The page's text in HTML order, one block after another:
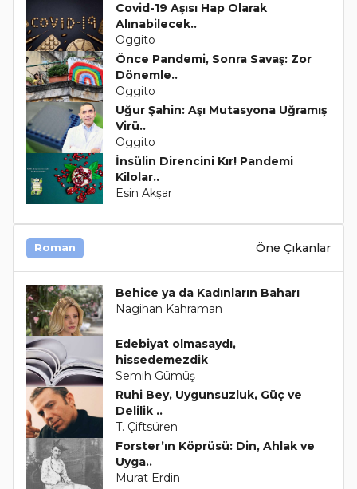
Covid-19 Aşısı Hap Olarak
Alınabilecek..
Oggito
Önce Pandemi, Sonra Savaş: Zor
Dönemle..
Oggito
Uğur Şahin: Aşı Mutasyona Uğramış
Virü..
Oggito
İnsülin Direncini Kır! Pandemi
Kilolar..
Esin Akşar
Roman Öne Çıkanlar
Behice ya da Kadınların Baharı
Nagihan Kahraman
Edebiyat olmasaydı,
hissedemezdik
Semih Gümüş
Ruhi Bey, Uygunsuzluk, Güç ve
Delilik ..
T. Çiftsüren
Forster’ın Köprüsü: Din, Ahlak ve
Uyga..
Murat Erdin